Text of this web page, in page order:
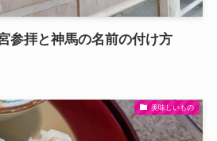
参拝と神馬の名前の付け方
美味しいもの